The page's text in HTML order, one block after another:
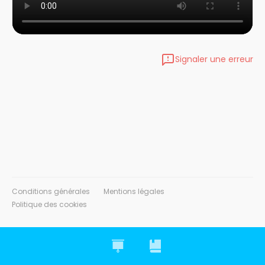
Signaler une erreur
Conditions générales
Mentions légales
Politique des cookies